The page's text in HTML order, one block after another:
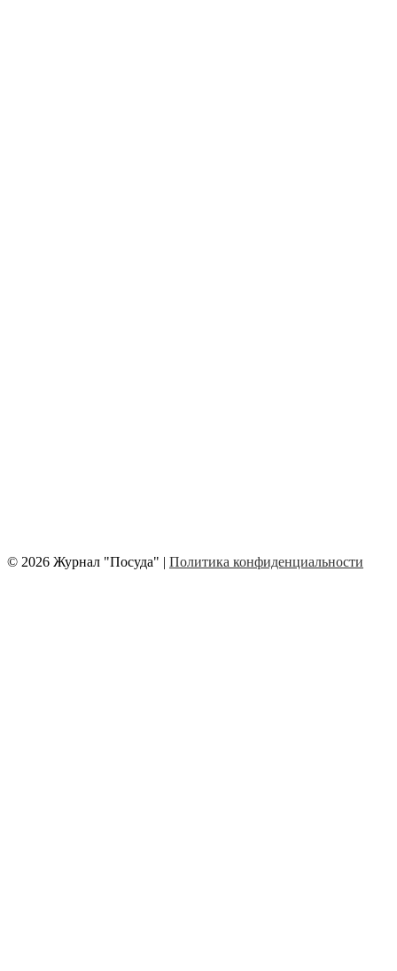
© 2026 Журнал "Посуда" | Политика конфиденциальности